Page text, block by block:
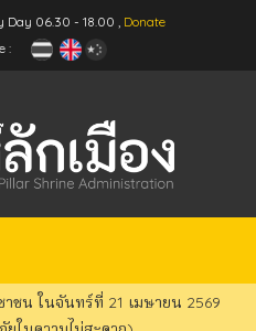
Day 06.30 - 18.00 , Donate
:
ชน ในจันทร์ที่ 21 เมษายน 2569